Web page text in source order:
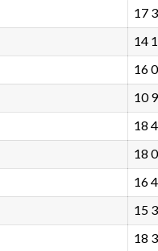
17
14
16
10
18
18
16
15
18